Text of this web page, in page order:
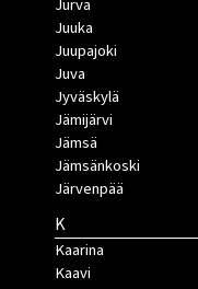
Jurva
Juuka
Juupajoki
Juva
Jyväskylä
Jämijärvi
Jämsä
Jämsänkoski
Järvenpää
K
Kaarina
Kaavi